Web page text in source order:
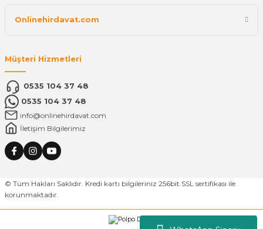
Onlinehirdavat.com
Müşteri Hizmetleri
0535 104 37 48
0535 104 37 48
info@onlinehirdavat.com
İletişim Bilgilerimiz
© Tüm Hakları Saklıdır. Kredi kartı bilgileriniz 256bit SSL sertifikası ile
korunmaktadır.